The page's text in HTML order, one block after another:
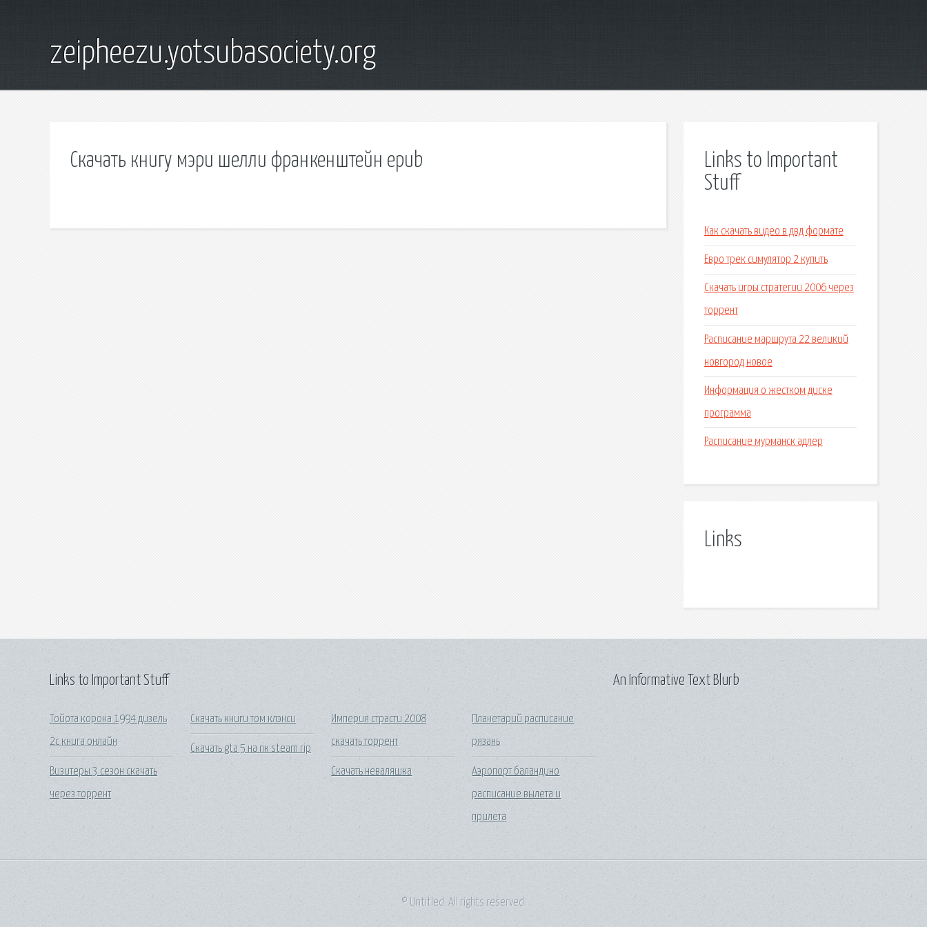
zeipheezu.yotsubasociety.org
Скачать книгу мэри шелли франкенштейн epub
Links to Important
Stuff
Как скачать видео в двд формате
Евро трек симулятор 2 купить
Скачать игры стратегии 2006 через
торрент
Расписание маршрута 22 великий
новгород новое
Информация о жестком диске
программа
Расписание мурманск адлер
Links
Links to Important Stuff
Тойота корона 1994 дизель
2с книга онлайн
Визитеры 3 сезон скачать
через торрент
Скачать книги том клэнси
Скачать gta 5 на пк steam rip
Империя страсти 2008
скачать торрент
Скачать неваляшка
Планетарий расписание
рязань
Аэропорт баландино
расписание вылета и
прилета
An Informative Text Blurb
© Untitled. All rights reserved.